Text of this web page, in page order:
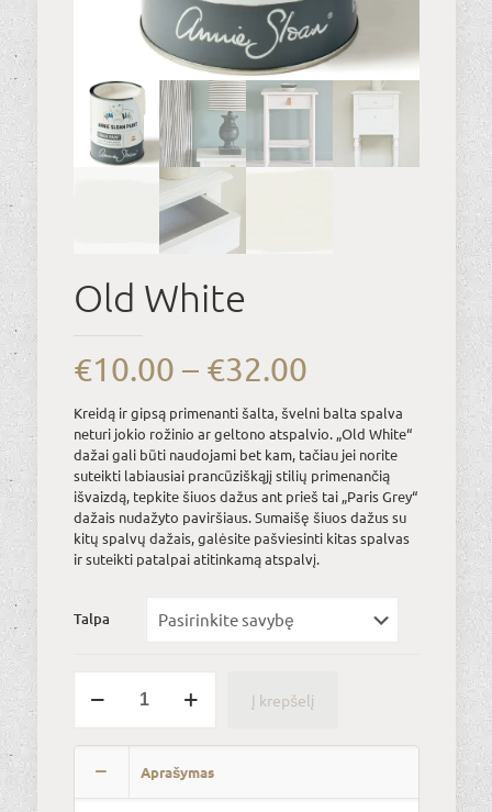
Old White
€10.00 – €32.00Price
range:
€10.00
through
€32.00
Kreidą ir gipsą primenanti šalta, švelni balta spalva
neturi jokio rožinio ar geltono atspalvio. „Old White“
dažai gali būti naudojami bet kam, tačiau jei norite
suteikti labiausiai prancūziškąjį stilių primenančią
išvaizdą, tepkite šiuos dažus ant prieš tai „Paris Grey“
dažais nudažyto paviršiaus. Sumaišę šiuos dažus su
kitų spalvų dažais, galėsite pašviesinti kitas spalvas
ir suteikti patalpai atitinkamą atspalvį.
Talpa
kiekis:
Į krepšelį
Aprašymas